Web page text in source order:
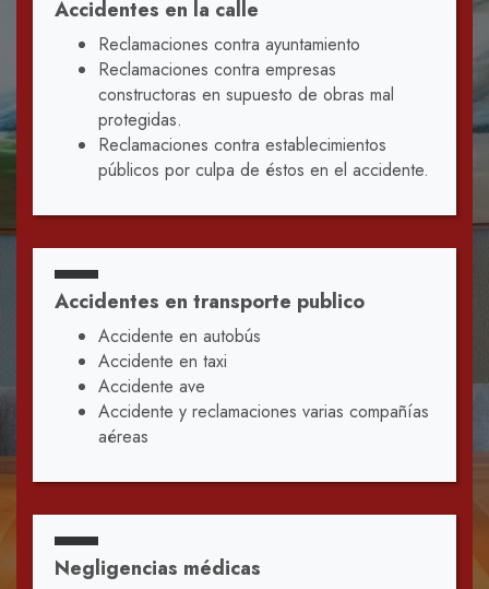
Accidentes en la calle
Reclamaciones contra ayuntamiento
Reclamaciones contra empresas
constructoras en supuesto de obras mal
protegidas.
Reclamaciones contra establecimientos
públicos por culpa de éstos en el accidente.
Accidentes en transporte publico
Accidente en autobús
Accidente en taxi
Accidente ave
Accidente y reclamaciones varias compañías
aéreas
Negligencias médicas